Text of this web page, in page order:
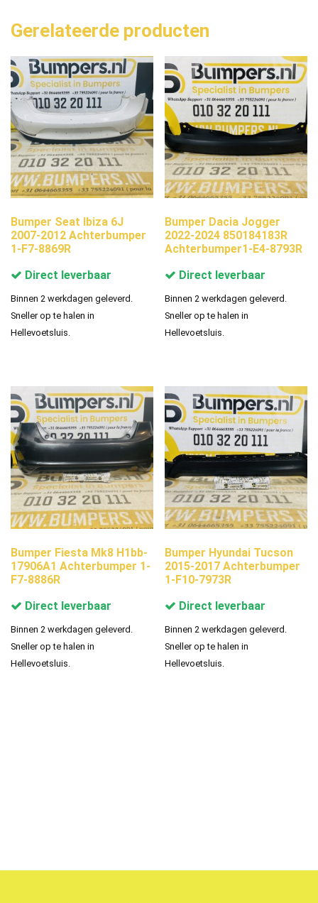
Gerelateerde producten
Bumper Seat Ibiza 6J
2007-2012 Achterbumper
1-F7-8869R
Direct leverbaar
Binnen 2 werkdagen geleverd.
Sneller op te halen in
Hellevoetsluis.
Bumper Dacia Jogger
2022-2024 850184183R
Achterbumper1-E4-8793R
Direct leverbaar
Binnen 2 werkdagen geleverd.
Sneller op te halen in
Hellevoetsluis.
Bumper Fiesta Mk8 H1bb-
17906A1 Achterbumper 1-
F7-8886R
Direct leverbaar
Binnen 2 werkdagen geleverd.
Sneller op te halen in
Hellevoetsluis.
Bumper Hyundai Tucson
2015-2017 Achterbumper
1-F10-7973R
Direct leverbaar
Binnen 2 werkdagen geleverd.
Sneller op te halen in
Hellevoetsluis.